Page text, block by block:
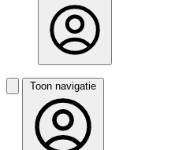
Toon navigatie